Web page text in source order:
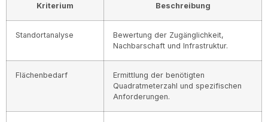
Kriterium Beschreibung
Standortanalyse
Bewertung der Zugänglichkeit,
Nachbarschaft und Infrastruktur.
Flächenbedarf
Ermittlung der benötigten
Quadratmeterzahl und spezifischen
Anforderungen.